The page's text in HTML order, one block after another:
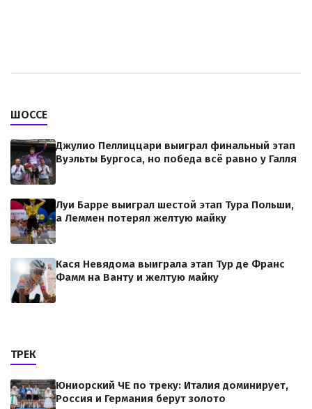
ШОССЕ
Джулио Пеллиццари выиграл финальный этап
Вуэльты Бургоса, но победа всё равно у Галля
Луи Барре выиграл шестой этап Тура Польши,
а Леммен потерял желтую майку
Кася Невядома выиграла этап Тур де Франс
Фамм на Ванту и желтую майку
ТРЕК
Юниорский ЧЕ по треку: Италия доминирует,
Россия и Германия берут золото